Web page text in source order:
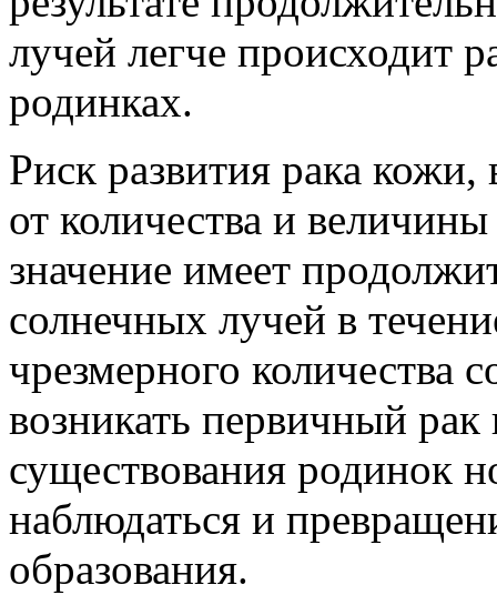
лучей легче происходит
родинках.
Риск развития рака кожи,
от количества и
значение имеет
солнечных лучей в
чрезмерного количества
возникать первичный
существования родинок
наблюдаться и
образования.